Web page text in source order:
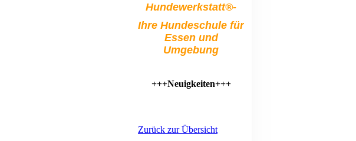
Hundewerkstatt®-
Ihre Hundeschule für
Essen und
Umgebung
+++Neuigkeiten+++
Zurück zur Übersicht